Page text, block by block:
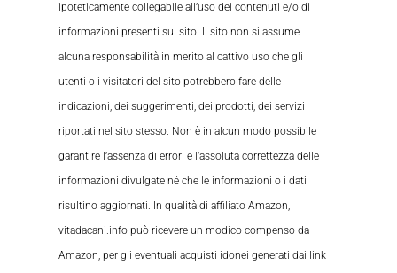
ipoteticamente collegabile all’uso dei contenuti e/o di
informazioni presenti sul sito. Il sito non si assume
alcuna responsabilità in merito al cattivo uso che gli
utenti o i visitatori del sito potrebbero fare delle
indicazioni, dei suggerimenti, dei prodotti, dei servizi
riportati nel sito stesso. Non è in alcun modo possibile
garantire l’assenza di errori e l’assoluta correttezza delle
informazioni divulgate né che le informazioni o i dati
risultino aggiornati. In qualità di affiliato Amazon,
vitadacani.info può ricevere un modico compenso da
Amazon, per gli eventuali acquisti idonei generati dai link